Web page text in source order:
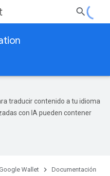
traducir contenido a tu idioma
con IA pueden contener
Wallet
Documentación